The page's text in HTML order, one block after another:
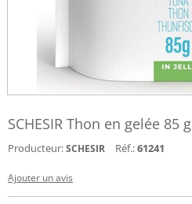
SCHESIR Thon en gelée 85 g
Producteur:SCHESIR Réf.:61241
Ajouter un avis